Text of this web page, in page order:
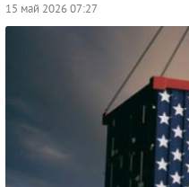
15 май 2026 07:27